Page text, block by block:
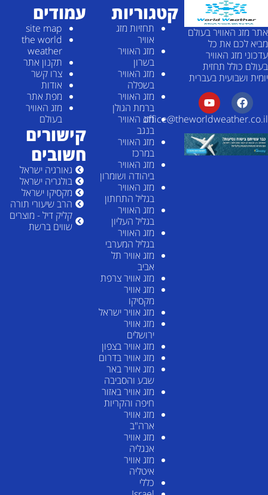
אתר מזג האוויר בעולם
מביא לכם את כל
עדכוני מזג האוויר
בעולם כולל תחזית
יומית ושבועית בעברית
office@theworldweather.co.il
קטגוריות
תחזיות מזג
אוויר
מזג האוויר
בשרון
מזג האוויר
בשפלה
מזג האוויר
ברמת הגולן
מזג האוויר
בנגב
מזג האוויר
במרכז
מזג האוויר
ביהודה ושומרון
מזג האוויר
בגליל התחתון
מזג האוויר
בגליל העליון
מזג האוויר
בגליל המערבי
מזג אוויר תל
אביב
מזג אוויר צרפת
מזג אוויר
מקסיקו
מזג אוויר ישראל
מזג אוויר
ירושלים
מזג אוויר בצפון
מזג אוויר בדרום
מזג אוויר באר
שבע והסביבה
מזג אוויר באזור
חיפה והקריות
מזג אוויר
ארה"ב
מזג אוויר
אנגליה
מזג אוויר
איטליה
כללי
עמודים
site map
the world
weather
תקנון אתר
צרו קשר
אודות
מפת אתר
מזג האוויר
בעולם
קישורים
חשובים
גאורגיה ישראל
בולגריה ישראל
מקסיקו ישראל
הרב שיעורי תורה
קליק דיל - מוצרים
שווים ברשת